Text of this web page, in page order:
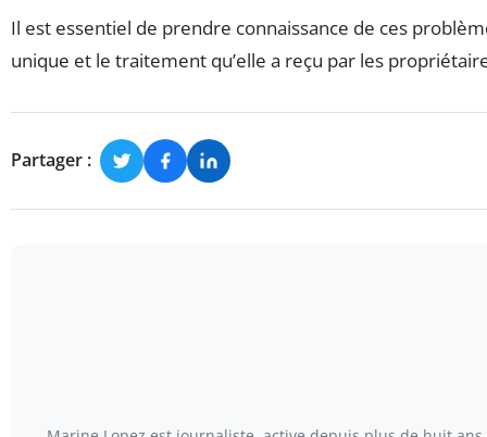
Il est essentiel de prendre connaissance de ces
unique et le traitement qu’elle a reçu par les
Partager :